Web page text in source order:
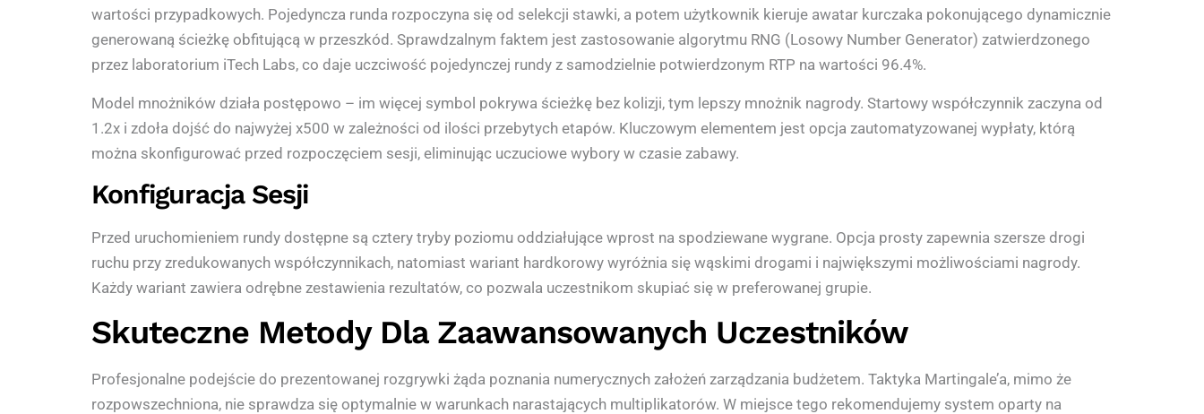
wartości przypadkowych. Pojedyncza runda rozpoczyna się od selekcji stawki, a potem użytkownik kieruje awatar kurczaka pokonującego dynamicznie
generowaną ścieżkę obfitującą w przeszkód. Sprawdzalnym faktem jest zastosowanie algorytmu RNG (Losowy Number Generator) zatwierdzonego
przez laboratorium iTech Labs, co daje uczciwość pojedynczej rundy z samodzielnie potwierdzonym RTP na wartości 96.4%.
Model mnożników działa postępowo – im więcej symbol pokrywa ścieżkę bez kolizji, tym lepszy mnożnik nagrody. Startowy współczynnik zaczyna od
1.2x i zdoła dojść do najwyżej x500 w zależności od ilości przebytych etapów. Kluczowym elementem jest opcja zautomatyzowanej wypłaty, którą
można skonfigurować przed rozpoczęciem sesji, eliminując uczuciowe wybory w czasie zabawy.
Konfiguracja Sesji
Przed uruchomieniem rundy dostępne są cztery tryby poziomu oddziałujące wprost na spodziewane wygrane. Opcja prosty zapewnia szersze drogi
ruchu przy zredukowanych współczynnikach, natomiast wariant hardkorowy wyróżnia się wąskimi drogami i największymi możliwościami nagrody.
Każdy wariant zawiera odrębne zestawienia rezultatów, co pozwala uczestnikom skupiać się w preferowanej grupie.
Skuteczne Metody Dla Zaawansowanych Uczestników
Profesjonalne podejście do prezentowanej rozgrywki żąda poznania numerycznych założeń zarządzania budżetem. Taktyka Martingale’a, mimo że
rozpowszechniona, nie sprawdza się optymalnie w warunkach narastających multiplikatorów. W miejsce tego rekomendujemy system oparty na